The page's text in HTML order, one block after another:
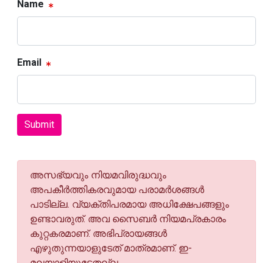
Name
Email
Submit
അസഭ്യവും നിയമവിരുദ്ധവും
അപകീര്‍ത്തികരവുമായ പരാമര്‍ശങ്ങള്‍
പാടില്ല. വ്യക്തിപരമായ അധിക്ഷേപങ്ങളും
ഉണ്ടാവരുത്. അവ സൈബര്‍ നിയമപ്രകാരം
കുറ്റകരമാണ്. അഭിപ്രായങ്ങള്‍
എഴുതുന്നയാളുടേത് മാത്രമാണ്. ഇ-